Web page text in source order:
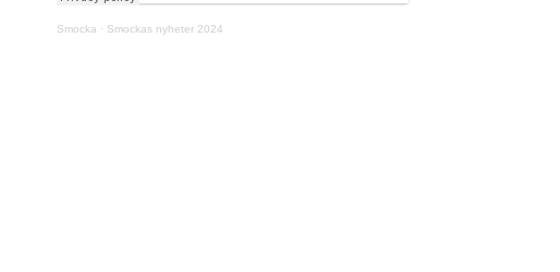
Smocka · Smockas nyheter 2024